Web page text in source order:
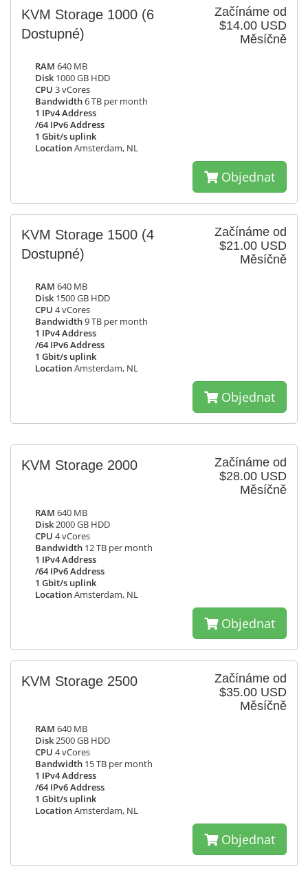
Začínáme od
$14.00 USD
Měsíčně
KVM Storage 1000 (6
Dostupné)
RAM 640 MB
Disk 1000 GB HDD
CPU 3 vCores
Bandwidth6 TB per month
1 IPv4 Address
/64 IPv6 Address
1 Gbit/s uplink
LocationAmsterdam, NL
Objednat
Začínáme od
$21.00 USD
Měsíčně
KVM Storage 1500 (4
Dostupné)
RAM 640 MB
Disk 1500 GB HDD
CPU 4 vCores
Bandwidth9 TB per month
1 IPv4 Address
/64 IPv6 Address
1 Gbit/s uplink
LocationAmsterdam, NL
Objednat
Začínáme od
$28.00 USD
Měsíčně
KVM Storage 2000
RAM 640 MB
Disk2000 GB HDD
CPU 4 vCores
Bandwidth 12 TB per month
1 IPv4 Address
/64 IPv6 Address
1 Gbit/s uplink
LocationAmsterdam, NL
Objednat
Začínáme od
$35.00 USD
Měsíčně
KVM Storage 2500
RAM 640 MB
Disk2500 GB HDD
CPU 4 vCores
Bandwidth 15 TB per month
1 IPv4 Address
/64 IPv6 Address
1 Gbit/s uplink
LocationAmsterdam, NL
Objednat